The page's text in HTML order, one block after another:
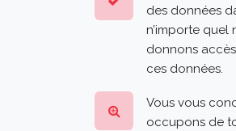
des données
n’importe quel
donnons
ces données.
Vous vous
occupons de